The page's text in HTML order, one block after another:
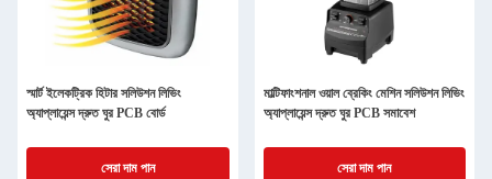
স্মার্ট ইলেকট্রিক হিটার সলিউশন লিভিং
অ্যাপ্লায়েন্স দ্রুত ঘুর PCB বোর্ড
সেরা দাম পান
মাল্টিফাংশনাল ওয়াল ব্রেকিং মেশিন সলিউশন লিভিং
অ্যাপ্লায়েন্স দ্রুত ঘুর PCB সমাবেশ
সেরা দাম পান